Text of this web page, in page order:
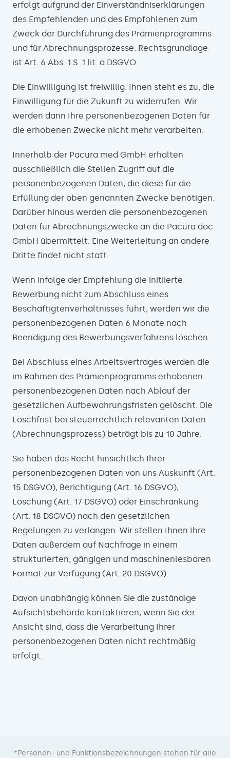
erfolgt aufgrund der Einverständniserklärungen
des Empfehlenden und des Empfohlenen zum
Zweck der Durchführung des Prämienprogramms
und für Abrechnungsprozesse. Rechtsgrundlage
ist Art. 6 Abs. 1 S. 1 lit. a DSGVO.
Die Einwilligung ist freiwillig. Ihnen steht es zu, die
Einwilligung für die Zukunft zu widerrufen. Wir
werden dann Ihre personenbezogenen Daten für
die erhobenen Zwecke nicht mehr verarbeiten.
Innerhalb der Pacura med GmbH erhalten
ausschließlich die Stellen Zugriff auf die
personenbezogenen Daten, die diese für die
Erfüllung der oben genannten Zwecke benötigen.
Darüber hinaus werden die personenbezogenen
Daten für Abrechnungszwecke an die Pacura doc
GmbH übermittelt. Eine Weiterleitung an andere
Dritte findet nicht statt.
Wenn infolge der Empfehlung die initiierte
Bewerbung nicht zum Abschluss eines
Beschäftigtenverhältnisses führt, werden wir die
personenbezogenen Daten 6 Monate nach
Beendigung des Bewerbungsverfahrens löschen.
Bei Abschluss eines Arbeitsvertrages werden die
im Rahmen des Prämienprogramms erhobenen
personenbezogenen Daten nach Ablauf der
gesetzlichen Aufbewahrungsfristen gelöscht. Die
Löschfrist bei steuerrechtlich relevanten Daten
(Abrechnungsprozess) beträgt bis zu 10 Jahre.
Sie haben das Recht hinsichtlich Ihrer
personenbezogenen Daten von uns Auskunft (Art.
15 DSGVO), Berichtigung (Art. 16 DSGVO),
Löschung (Art. 17 DSGVO) oder Einschränkung
(Art. 18 DSGVO) nach den gesetzlichen
Regelungen zu verlangen. Wir stellen Ihnen Ihre
Daten außerdem auf Nachfrage in einem
strukturierten, gängigen und maschinenlesbaren
Format zur Verfügung (Art. 20 DSGVO).
Davon unabhängig können Sie die zuständige
Aufsichtsbehörde kontaktieren, wenn Sie der
Ansicht sind, dass die Verarbeitung Ihrer
personenbezogenen Daten nicht rechtmäßig
erfolgt.
*Personen- und Funktionsbezeichnungen stehen für alle